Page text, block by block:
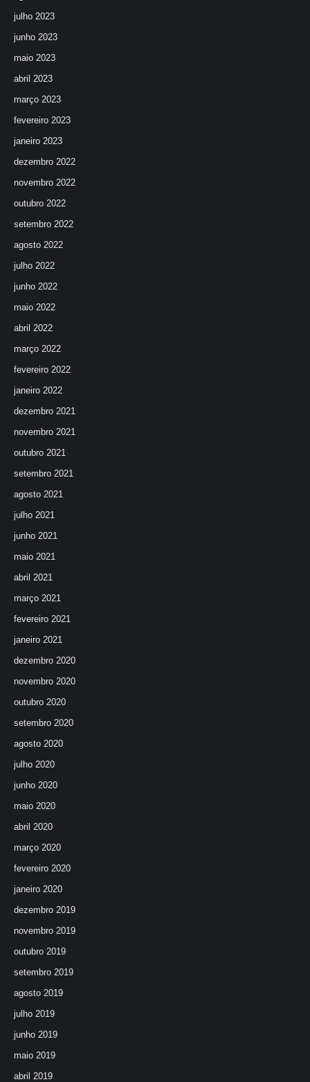
julho 2023
junho 2023
maio 2023
abril 2023
março 2023
fevereiro 2023
janeiro 2023
dezembro 2022
novembro 2022
outubro 2022
setembro 2022
agosto 2022
julho 2022
junho 2022
maio 2022
abril 2022
março 2022
fevereiro 2022
janeiro 2022
dezembro 2021
novembro 2021
outubro 2021
setembro 2021
agosto 2021
julho 2021
junho 2021
maio 2021
abril 2021
março 2021
fevereiro 2021
janeiro 2021
dezembro 2020
novembro 2020
outubro 2020
setembro 2020
agosto 2020
julho 2020
junho 2020
maio 2020
abril 2020
março 2020
fevereiro 2020
janeiro 2020
dezembro 2019
novembro 2019
outubro 2019
setembro 2019
agosto 2019
julho 2019
junho 2019
maio 2019
abril 2019